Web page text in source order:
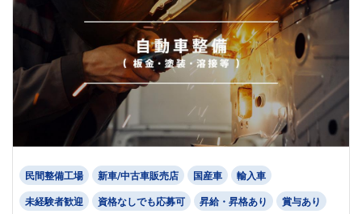
民間整備工場 新車/中古車販売店 国産車 輸入車
未経験者歓迎 資格なしでも応募可 昇給・昇格あり 賞与あり